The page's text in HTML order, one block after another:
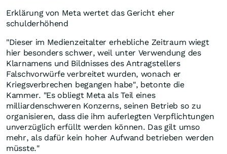
Erklärung von Meta wertet das Gericht eher
schulderhöhend
"Dieser im Medienzeitalter erhebliche Zeitraum wiegt
hier besonders schwer, weil unter Verwendung des
Klarnamens und Bildnisses des Antragstellers
Falschvorwürfe verbreitet wurden, wonach er
Kriegsverbrechen begangen habe", betonte die
Kammer. "Es obliegt Meta als Teil eines
milliardenschweren Konzerns, seinen Betrieb so zu
organisieren, dass die ihm auferlegten Verpflichtungen
unverzüglich erfüllt werden können. Das gilt umso
mehr, als dafür kein hoher Aufwand betrieben werden
müsste."